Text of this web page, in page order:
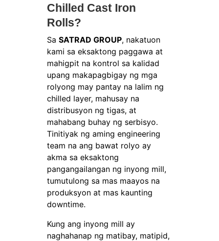
Chilled Cast Iron
Rolls?
Sa SATRAD GROUP, nakatuon
kami sa eksaktong paggawa at
mahigpit na kontrol sa kalidad
upang makapagbigay ng mga
rolyong may pantay na lalim ng
chilled layer, mahusay na
distribusyon ng tigas, at
mahabang buhay ng serbisyo.
Tinitiyak ng aming engineering
team na ang bawat rolyo ay
akma sa eksaktong
pangangailangan ng inyong mill,
tumutulong sa mas maayos na
produksyon at mas kaunting
downtime.
Kung ang inyong mill ay
naghahanap ng matibay, matipid,